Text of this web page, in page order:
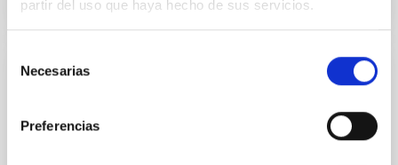
partir del uso que haya hecho de sus servicios.
Necesarias
Preferencias
Acuerdo para la instalación del Telescopio
Observatorio del Roque de los Muchachos